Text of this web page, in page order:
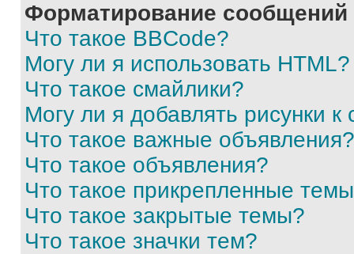
Форматирование
Что такое BBCode?
Могу ли я использовать HTML?
Что такое смайлики?
Могу ли я добавлять рисунки
Что такое важные объявления?
Что такое объявления?
Что такое прикрепленные
Что такое закрытые темы?
Что такое значки тем?